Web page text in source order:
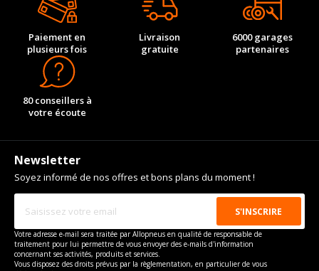
Paiement en
plusieurs fois
Livraison
gratuite
6000 garages
partenaires
80 conseillers à
votre écoute
Newsletter
Soyez informé de nos offres et bons plans du moment !
Votre adresse e-mail sera traitée par Allopneus en qualité de responsable de
traitement pour lui permettre de vous envoyer des e-mails d'information
concernant ses activités, produits et services.
Vous disposez des droits prévus par la règlementation, en particulier de vous